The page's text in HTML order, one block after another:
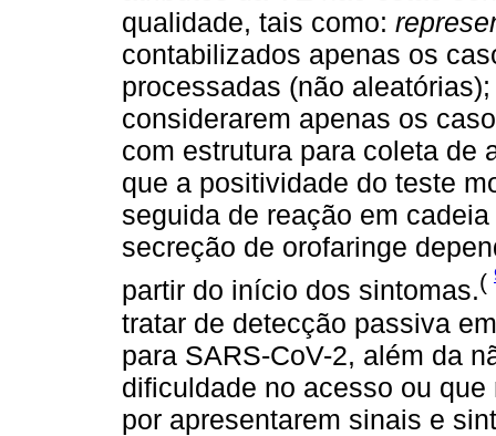
qualidade, tais como:
contabilizados apenas os
processadas (não
considerarem apenas os
com estrutura para coleta de
que a positividade do teste
seguida de reação em
secreção de orofaringe
partir do início dos sintomas.(
tratar de detecção passiva
para SARS-CoV-2, além da
dificuldade no acesso ou
por apresentarem sinais e